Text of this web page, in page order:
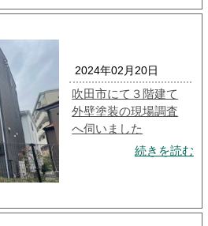
2024年02月20日
吹田市にて３階建て
外壁塗装の現場調査
へ伺いました
続きを読む